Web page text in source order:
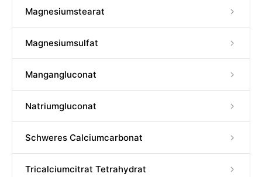
Magnesiumstearat
Magnesiumsulfat
Mangangluconat
Natriumgluconat
Schweres Calciumcarbonat
Tricalciumcitrat Tetrahydrat